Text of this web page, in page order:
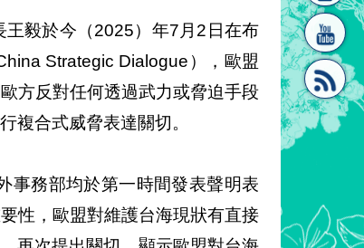
結]" [連
毅於今（2025）年7月2日在布
Strategic Dialogue），歐盟
方反對任何透過武力或脅迫手段
複合式威脅表達關切。
事務部均於第一時間發表聲明表
性，歐盟對維護台海現狀有直接